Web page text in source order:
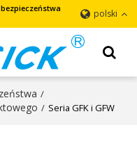
polski
/
/ Seria GFK i GFW